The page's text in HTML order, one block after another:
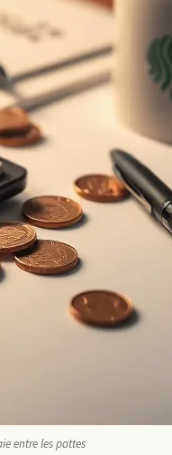
entre les pattes